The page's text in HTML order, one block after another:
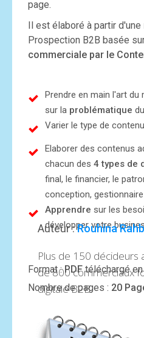
page.
Il est élaboré à partir d'une
Prospection B2B basée
commerciale par le
Prendre en main l'art du
sur la problématique
Varier le type de
Elaborer des contenus
chacun des 4 types de
final, le financier, le
conception,
Apprendre sur les
développer votre
Format :PDFtéléchargé
Nombre de pages : 20
Auteur :Rouhina
Plus de 150 décideurs
de 800 commerciaux
digitale B2B.